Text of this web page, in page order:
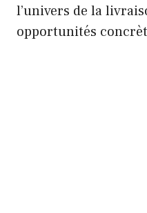
l’univers de la
opportunités